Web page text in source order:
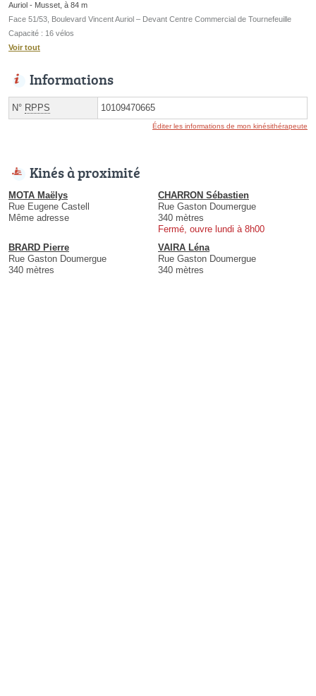
Auriol - Musset, à 84 m
Face 51/53, Boulevard Vincent Auriol – Devant Centre Commercial de Tournefeuille
Capacité : 16 vélos
Voir tout
Informations
N° RPPS 10109470665
Éditer les informations de mon kinésithérapeute
Kinés à proximité
MOTA Maëlys
Rue Eugene Castell
Même adresse
CHARRON Sébastien
Rue Gaston Doumergue
340 mètres
Fermé, ouvre lundi à 8h00
BRARD Pierre
Rue Gaston Doumergue
340 mètres
VAIRA Léna
Rue Gaston Doumergue
340 mètres